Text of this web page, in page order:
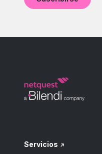
Servicios